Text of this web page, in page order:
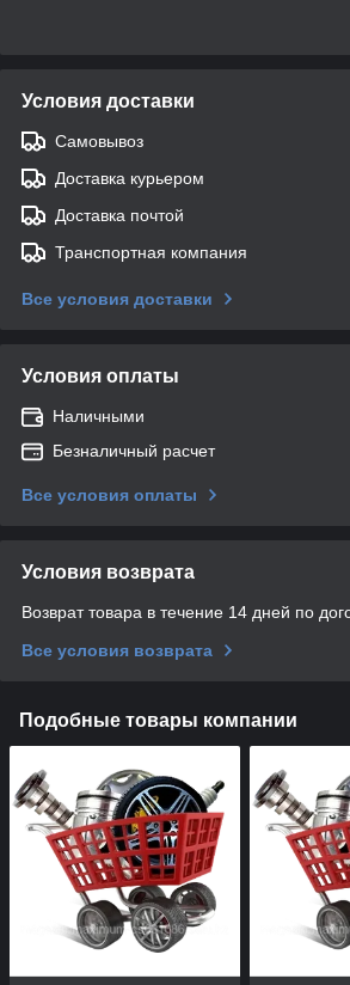
Условия доставки
Самовывоз
Доставка курьером
Доставка почтой
Транспортная компания
Все условия доставки
Условия оплаты
Наличными
Безналичный расчет
Все условия оплаты
Условия возврата
Возврат товара в течение 14 дней по
Все условия возврата
Подобные товары компании